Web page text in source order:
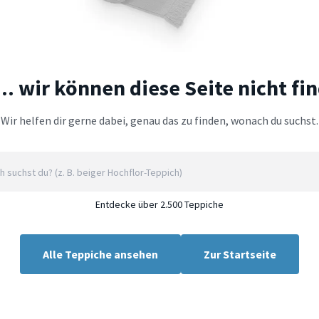
wir können diese Seite nicht
Wir helfen dir gerne dabei, genau das zu finden, wonach du suchst.
Entdecke über 2.500 Teppiche
Alle Teppiche ansehen Zur Startseite